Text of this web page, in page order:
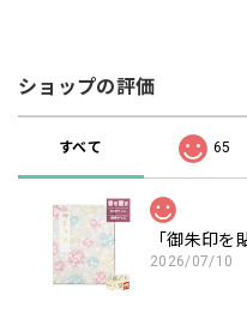
ショップの評価
すべて 65
2026/07/10